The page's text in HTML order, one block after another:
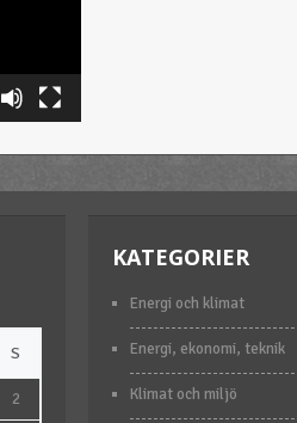
S
2
KATEGORIER
Energi och klimat
Energi, ekonomi, teknik
Klimat och miljö